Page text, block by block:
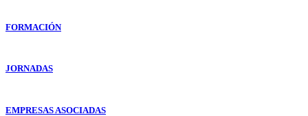
FORMACIÓN
JORNADAS
EMPRESAS ASOCIADAS